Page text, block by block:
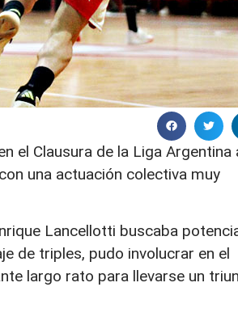
el Clausura de la Liga Argentina
una actuación colectiva muy
Lancellotti buscaba
de triples, pudo involucrar en el
largo rato para llevarse un